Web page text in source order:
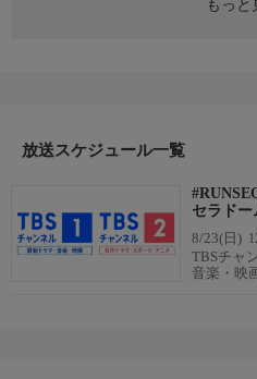
もっと
オリジナル番組『RUN JIN』のス
に挑戦するという、愛と多幸感
た。
制作
放送スケジュール一覧
セラドー
8/23(日)
TBSチャ
音楽・映